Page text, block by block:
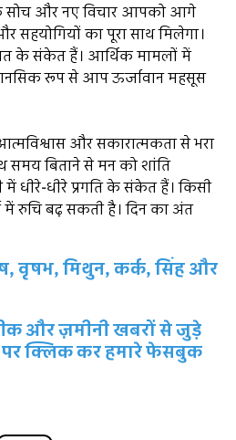
सोच और नए विचार आपको आगे
सहयोगियों का पूरा साथ मिलेगा।
के संकेत हैं। आर्थिक मामलों में
रूप से आप ऊर्जावान महसूस
और सकारात्मकता से भरा
समय बिताने से मन को शांति
में धीरे-धीरे प्रगति के संकेत हैं। किसी
में रुचि बढ़ सकती है। दिन का अंत
वृषभ, मिथुन, कर्क, सिंह और
और ज़मीनी खबरों से जुड़े
क्लिक कर हमारे फेसबुक